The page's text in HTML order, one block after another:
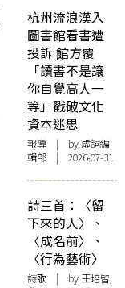
杭州流浪漢入
圖書館看書遭
投訴 館方覆
「讀書不是讓
你自覺高人一
等」戳破文化
資本迷思
報導 | by 虛詞編
輯部 | 2026-07-31
詩三首：〈留
下來的人〉、
〈成名前〉、
〈行為藝術〉
詩歌 | by 王培智,